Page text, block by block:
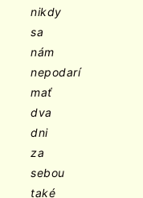
nikdy
sa
nám
nepodarí
mať
dva
dni
za
sebou
také